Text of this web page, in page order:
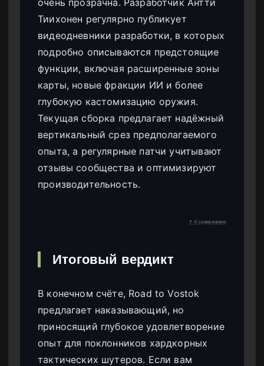
Тиихонен регулярно публикует
видеодневники разработки, в которых
подробно описываются предстоящие
функции, включая расширенные зоны
карты, новые фракции ИИ и более
глубокую кастомизацию оружия.
Текущая сборка предлагает надёжный
вертикальный срез предполагаемого
опыта, а регулярные патчи учитывают
отзывы сообщества и оптимизируют
производительность.
↑ К содержанию
Итоговый вердикт
В конечном счёте, Road to Vostok
предлагает наказывающий, но
приносящий глубокое удовлетворение
опыт для поклонников хардкорных
тактических шутеров. Если вам